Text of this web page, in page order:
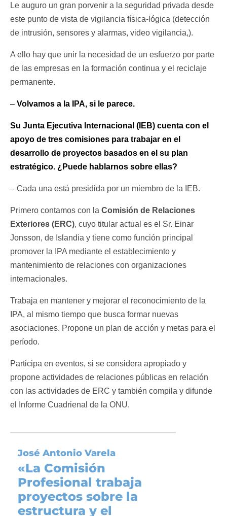
Le auguro un gran porvenir a la seguridad privada desde
este punto de vista de vigilancia física-lógica (detección
de intrusión, sensores y alarmas, video vigilancia,).
A ello hay que unir la necesidad de un esfuerzo por parte
de las empresas en la formación continua y el reciclaje
permanente.
– Volvamos a la IPA, si le parece.
Su Junta Ejecutiva Internacional (IEB) cuenta con el
apoyo de tres comisiones para trabajar en el
desarrollo de proyectos basados en el su plan
estratégico. ¿Puede hablarnos sobre ellas?
– Cada una está presidida por un miembro de la IEB.
Primero contamos con la Comisión de Relaciones
Exteriores (ERC), cuyo titular actual es el Sr. Einar
Jonsson, de Islandia y tiene como función principal
promover la IPA mediante el establecimiento y
mantenimiento de relaciones con organizaciones
internacionales.
Trabaja en mantener y mejorar el reconocimiento de la
IPA, al mismo tiempo que busca formar nuevas
asociaciones. Propone un plan de acción y metas para el
período.
Participa en eventos, si se considera apropiado y
propone actividades de relaciones públicas en relación
con las actividades de ERC y también compila y difunde
el Informe Cuadrienal de la ONU.
José Antonio Varela
«La Comisión
Profesional trabaja
proyectos sobre la
estructura y el